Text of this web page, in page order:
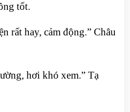
tốt.
rất hay, cảm động.” Châu
hơi khó xem.” Tạ